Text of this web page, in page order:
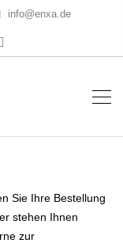
info@enxa.de
Sie Ihre Bestellung
stehen Ihnen
zur